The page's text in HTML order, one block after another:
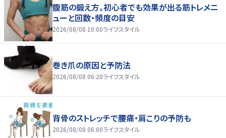
腹筋の鍛え方。初心者でも効果が出る筋トレメニ
ューと回数・頻度の目安
2026/08/08 10:00ライフスタイル
巻き爪の原因と予防法
2026/08/08 06:20ライフスタイル
背骨のストレッチで腰痛・肩こりの予防も
2026/08/08 06:00ライフスタイル